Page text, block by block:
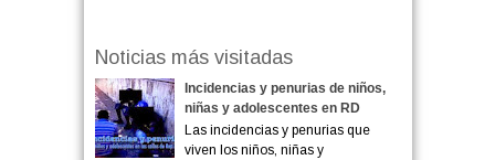
Noticias más visitadas
Incidencias y penurias de niños,
niñas y adolescentes en RD
Las incidencias y penurias que
viven los niños, niñas y